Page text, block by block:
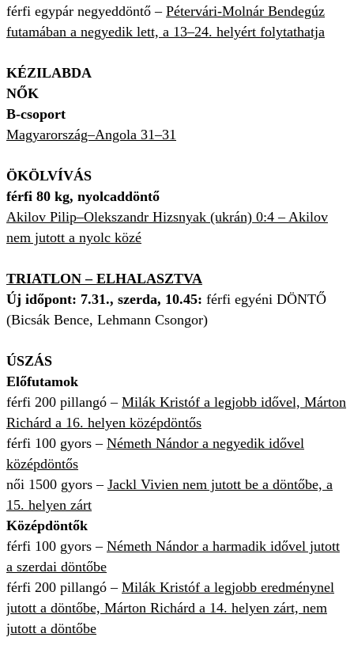
férfi egypár negyeddöntő – Pétervári-Molnár Bendegúz
futamában a negyedik lett, a 13–24. helyért folytathatja
KÉZILABDA
NŐK
B-csoport
Magyarország–Angola 31–31
ÖKÖLVÍVÁS
férfi 80 kg, nyolcaddöntő
Akilov Pilip–Olekszandr Hizsnyak (ukrán) 0:4 – Akilov
nem jutott a nyolc közé
TRIATLON – ELHALASZTVA
Új időpont: 7.31., szerda, 10.45: férfi egyéni DÖNTŐ
(Bicsák Bence, Lehmann Csongor)
ÚSZÁS
Előfutamok
férfi 200 pillangó – Milák Kristóf a legjobb idővel, Márton
Richárd a 16. helyen középdöntős
férfi 100 gyors – Németh Nándor a negyedik idővel
középdöntős
női 1500 gyors – Jackl Vivien nem jutott be a döntőbe, a
15. helyen zárt
Középdöntők
férfi 100 gyors – Németh Nándor a harmadik idővel jutott
a szerdai döntőbe
férfi 200 pillangó – Milák Kristóf a legjobb eredménynel
jutott a döntőbe, Márton Richárd a 14. helyen zárt, nem
jutott a döntőbe